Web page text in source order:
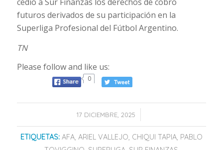
futuros derivados de su participación en la
Superliga Profesional del Fútbol Argentino.
TN
Please follow and like us:
0
17 DICIEMBRE, 2025
/
ETIQUETAS: AFA, ARIEL VALLEJO, CHIQUI TAPIA, PABLO